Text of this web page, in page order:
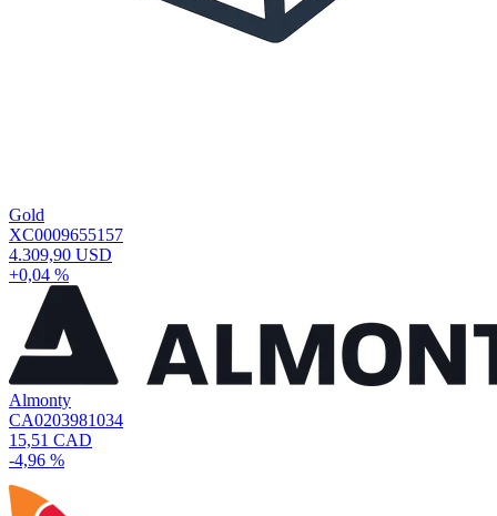
Gold
XC0009655157
4.309,90 USD
+0,04 %
Almonty
CA0203981034
15,51 CAD
-4,96 %